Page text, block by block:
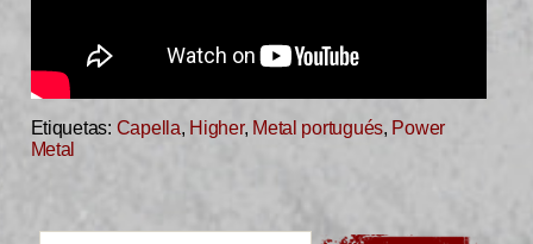
Etiquetas: Capella, Higher, Metal portugués, Power
Metal